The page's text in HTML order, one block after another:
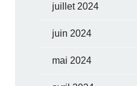
juillet 2024
juin 2024
mai 2024